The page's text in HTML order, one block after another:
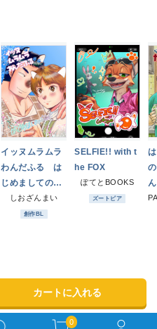
イッヌムラムラ
わんだふる は
じめましてのな
みだしおざんまい
創作BL
SELFIE!! with t
he FOX
ぽてとBOOKS
ズートピア
カートに入れる
0